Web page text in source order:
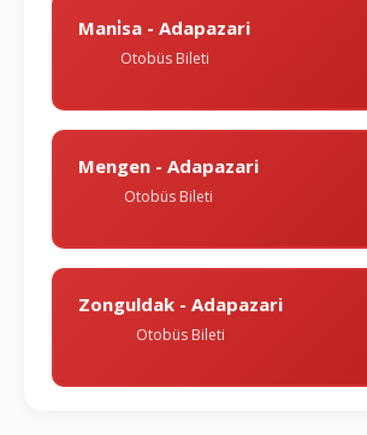
Mani̇sa - Adapazari
Otobüs Bileti
Mengen - Adapazari
Otobüs Bileti
Zonguldak - Adapazari
Otobüs Bileti